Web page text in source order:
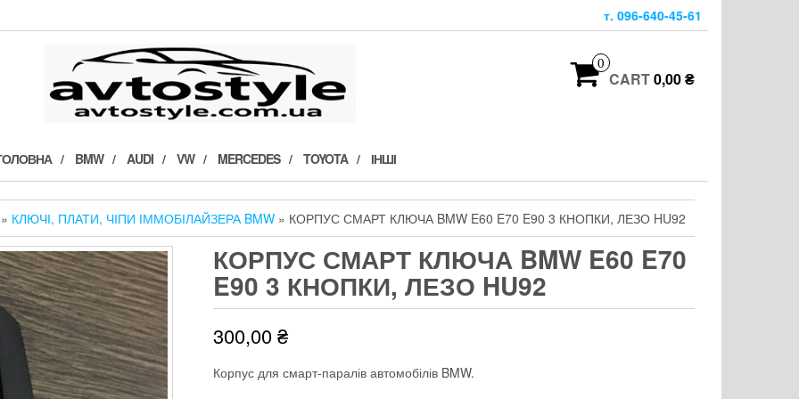
т. 096-640-45-61
0
CART0,00 ₴
BMW AUDI VW MERCEDES TOYOTA ІНШІ
» КЛЮЧІ, ПЛАТИ, ЧІПИ ІММОБІЛАЙЗЕРА BMW » КОРПУС СМАРТ КЛЮЧА BMW E60 E70 E90 3 КНОПКИ, ЛЕЗО HU92
КОРПУС СМАРТ КЛЮЧА BMW E60 E70
E90 3 КНОПКИ, ЛЕЗО HU92
300,00₴
Корпус для смарт-паралів автомобілів BMW.